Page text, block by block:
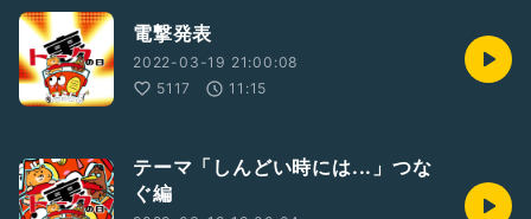
とんとんさん
番組#🔷遠くでTalk
隣でtalk、あなたにTalk🔷#Radiotalk
https://radiotalk.jp/program/36566
電撃発表
2022-03-19 21:00:08
5117
11:15
テーマ「しんどい時には...」つな
ぐ編